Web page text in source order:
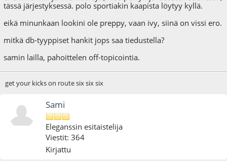
tässä järjestyksessä. polo sportiakin kaapista löytyy kyllä.
eikä minunkaan lookini ole preppy, vaan ivy, siinä on vissi ero.
mitkä db-tyyppiset hankit jops saa tiedustella?
samin lailla, pahoittelen off-topicointia.
get your kicks on route six six six
Sami
Eleganssin esitaistelija
Viestit: 364
Kirjattu